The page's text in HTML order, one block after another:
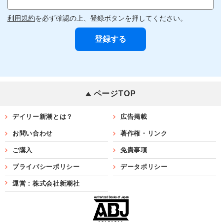
利用規約を必ず確認の上、登録ボタンを押してください。
ページTOP
デイリー新潮とは？ 広告掲載
お問い合わせ 著作権・リンク
ご購入 免責事項
プライバシーポリシー データポリシー
運営：株式会社新潮社